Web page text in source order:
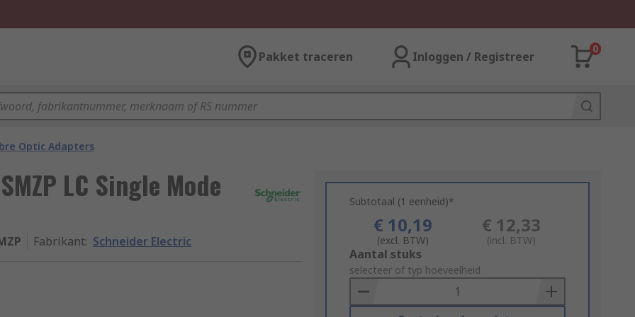
Pakket traceren Inloggen / Registreer
0
Optic Adapters
LC Single Mode
Fabrikant: Schneider Electric
Subtotaal (1 eenheid)*
€ 10,19
(excl. BTW)
€ 12,33
(incl. BTW)
Add
to
Basket
Aantal stuks
selecteer of typ hoeveelheid